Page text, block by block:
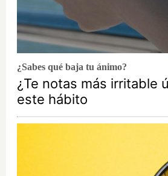
¿Sabes qué baja tu ánimo?
¿Te notas más irritable
este hábito